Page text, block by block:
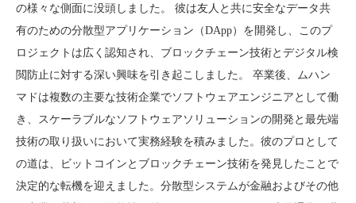
の様々な側面に没頭しました。 彼は友人と共に安全なデータ共
有のための分散型アプリケーション（DApp）を開発し、このプ
ロジェクトは広く認知され、ブロックチェーン技術とデジタル検
閲防止に対する深い興味を引き起こしました。 卒業後、ムハン
マドは複数の主要な技術企業でソフトウェアエンジニアとして働
き、スケーラブルなソフトウェアソリューションの開発と最先端
技術の取り扱いにおいて実務経験を積みました。彼のプロとして
の道は、ビットコインとブロックチェーン技術を発見したことで
決定的な転機を迎えました。分散型システムが金融およびその他